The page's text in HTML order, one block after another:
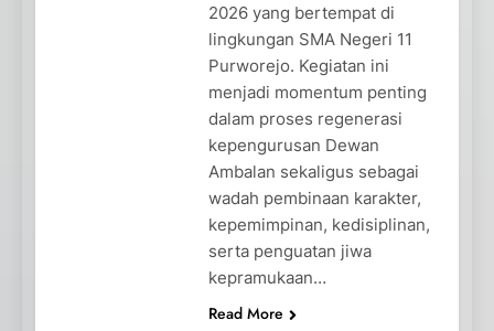
2026 yang bertempat di
lingkungan SMA Negeri 11
Purworejo. Kegiatan ini
menjadi momentum penting
dalam proses regenerasi
kepengurusan Dewan
Ambalan sekaligus sebagai
wadah pembinaan karakter,
kepemimpinan, kedisiplinan,
serta penguatan jiwa
kepramukaan…
Read More